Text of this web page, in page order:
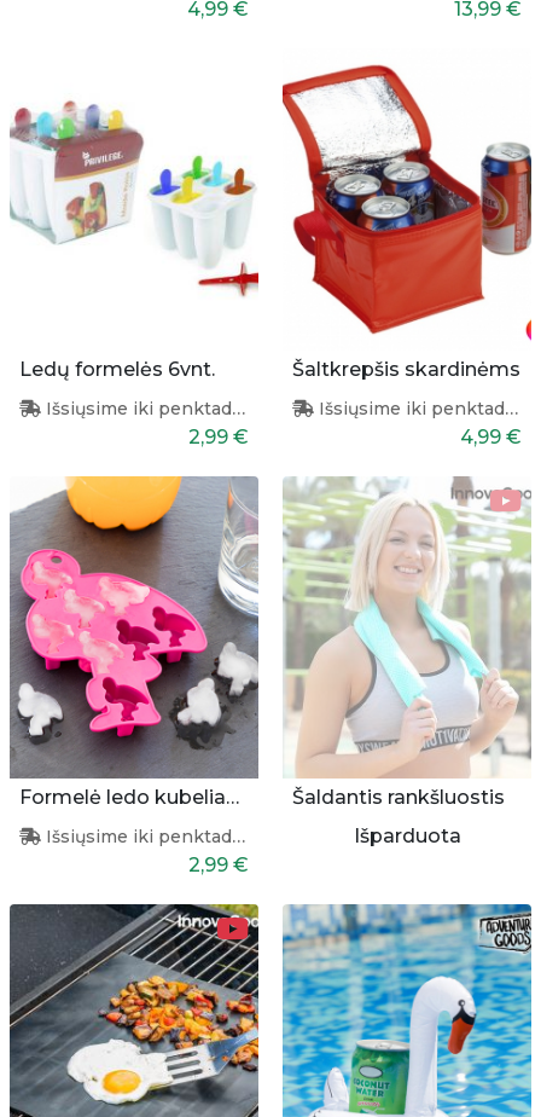
4,99 € 13,99 €
Ledų formelės 6vnt.
Išsiųsime iki penktadienio
2,99 €
Šaltkrepšis skardinėms
Išsiųsime iki penktadienio
4,99 €
Formelė ledo kubeliams - flamingas
Išsiųsime iki penktadienio
2,99 €
Šaldantis rankšluostis
Išparduota